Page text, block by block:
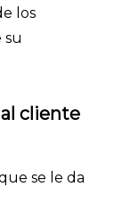
los
su
cliente
se le da